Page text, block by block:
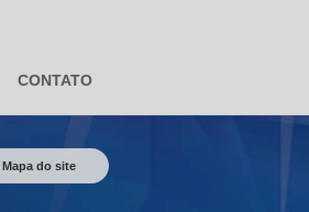
CONTATO
Mapa do site